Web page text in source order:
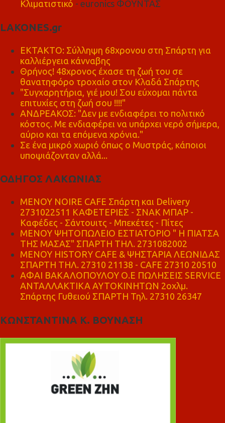
Κλιματιστικό - euronics ΦΟΥΝΤΑΣ
LAKONES.gr
ΕΚΤΑΚΤΟ: Σύλληψη 68χρονου στη Σπάρτη για
καλλιέργεια κάνναβης
Θρήνος! 48χρονος έχασε τη ζωή του σε
θανατηφόρο τροχαίο στον Κλαδά Σπάρτης
"Συγχαρητήρια, γιέ μου! Σου εύχομαι πάντα
επιτυχίες στη ζωή σου !!!!"
ΑΝΔΡΕΑΚΟΣ: "Δεν με ενδιαφέρει το πολιτικό
κόστος. Με ενδιαφέρει να υπάρχει νερό σήμερα,
αύριο και τα επόμενα χρόνια."
Σε ένα μικρό χωριό όπως ο Μυστράς, κάποιοι
υποψιάζονταν αλλά...
ΟΔΗΓΟΣ ΛΑΚΩΝΙΑΣ
MENOY NOIRE CAFE Σπάρτη και Delivery
2731022511 ΚΑΦΕΤΕΡΙΕΣ - ΣΝΑΚ ΜΠΑΡ -
Καφέδες - Σάντουιτς - Μπεκέτες - Πίτες
ΜΕΝΟΥ ΨΗΤΟΠΩΛΕΙΟ ΕΣΤΙΑΤΟΡΙΟ " Η ΠΙΑΤΣΑ
ΤΗΣ ΜΑΣΑΣ" ΣΠΑΡΤΗ ΤΗΛ. 2731082002
ΜΕΝΟΥ HISTORY CAFE & ΨΗΣΤΑΡΙΑ ΛΕΩΝΙΔΑΣ
ΣΠΑΡΤΗ ΤΗΛ. 27310 21138 - CAFE 27310 20510
ΑΦΑΙ ΒΑΚΑΛΟΠΟΥΛΟΥ Ο.Ε ΠΩΛΗΣΕΙΣ SERVICE
ΑΝΤΑΛΛΑΚΤΙΚΑ ΑΥΤΟΚΙΝΗΤΩΝ 2οχλμ.
Σπάρτης Γυθειού ΣΠΑΡΤΗ Τηλ. 27310 26347
ΚΩΝΣΤΑΝΤΙΝΑ Κ. ΒΟΥΝΑΣΗ